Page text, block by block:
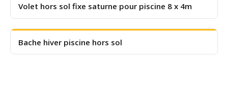
Volet hors sol fixe saturne pour piscine 8 x 4m
Bache hiver piscine hors sol